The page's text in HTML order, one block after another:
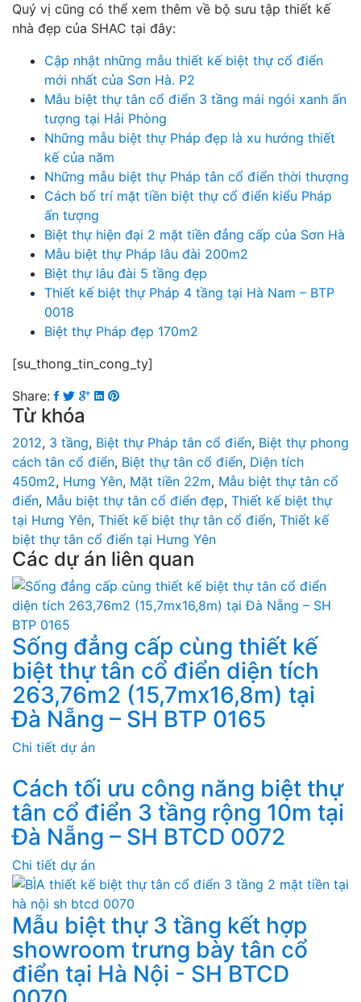
Quý vị cũng có thể xem thêm về bộ sưu tập thiết kế
nhà đẹp của SHAC tại đây:
Cập nhật những mẫu thiết kế biệt thự cổ điển
mới nhất của Sơn Hà. P2
Mẫu biệt thự tân cổ điển 3 tầng mái ngói xanh ấn
tượng tại Hải Phòng
Những mẫu biệt thự Pháp đẹp là xu hướng thiết
kế của năm
Những mẫu biệt thự Pháp tân cổ điển thời thượng
Cách bố trí mặt tiền biệt thự cổ điển kiểu Pháp
ấn tượng
Biệt thự hiện đại 2 mặt tiền đẳng cấp của Sơn Hà
Mẫu biệt thự Pháp lâu đài 200m2
Biệt thự lâu đài 5 tầng đẹp
Thiết kế biệt thự Pháp 4 tầng tại Hà Nam – BTP
0018
Biệt thự Pháp đẹp 170m2
[su_thong_tin_cong_ty]
Share:
Từ khóa
2012, 3 tầng, Biệt thự Pháp tân cổ điển, Biệt thự phong
cách tân cổ điển, Biệt thự tân cổ điển, Diện tích
450m2, Hưng Yên, Mặt tiền 22m, Mẫu biệt thự tân cổ
điển, Mẫu biệt thự tân cổ điển đẹp, Thiết kế biệt thự
tại Hưng Yên, Thiết kế biệt thự tân cổ điển, Thiết kế
biệt thự tân cổ điển tại Hưng Yên
Các dự án liên quan
Sống đẳng cấp cùng thiết kế
biệt thự tân cổ điển diện tích
263,76m2 (15,7mx16,8m) tại
Đà Nẵng – SH BTP 0165
Chi tiết dự án
Cách tối ưu công năng biệt thự
tân cổ điển 3 tầng rộng 10m tại
Đà Nẵng – SH BTCD 0072
Chi tiết dự án
Mẫu biệt thự 3 tầng kết hợp
showroom trưng bày tân cổ
điển tại Hà Nội - SH BTCD